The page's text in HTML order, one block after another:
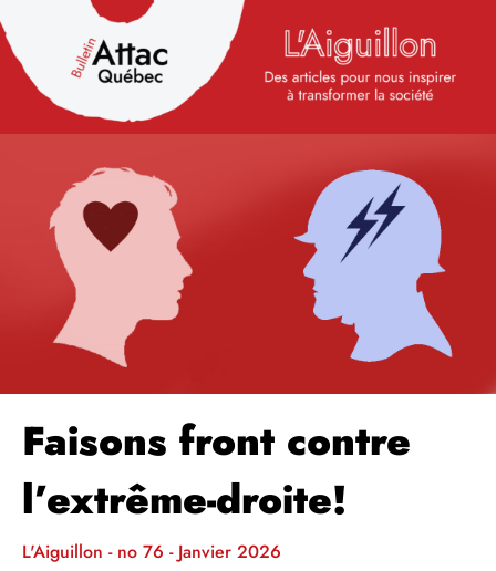
Faisons front contre
l’extrême-droite!
L'Aiguillon - no 76 - Janvier 2026